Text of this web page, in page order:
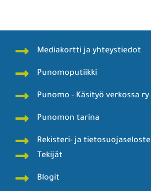
Mediakortti ja yhteystiedot
Punomoputiikki
Punomo - Käsityö verkossa ry
Punomon tarina
Rekisteri- ja tietosuojaseloste
Tekijät
Blogit